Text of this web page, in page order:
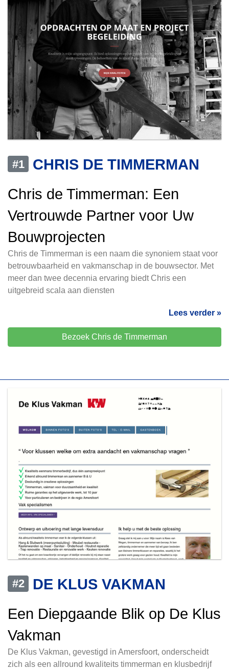
#1
CHRIS DE TIMMERMAN
Chris de Timmerman: Een
Vertrouwde Partner voor Uw
Bouwprojecten
Chris de Timmerman is een naam die synoniem staat voor
betrouwbaarheid en vakmanschap in de bouwsector. Met
meer dan twee decennia ervaring biedt Chris een
uitgebreid scala aan diensten
Lees verder »
Bezoek Chris de Timmerman
#2
DE KLUS VAKMAN
Een Diepgaande Blik op De Klus
Vakman
De Klus Vakman, gevestigd in Amersfoort, onderscheidt
zich als een allround kwaliteits timmerman en klusbedrijf